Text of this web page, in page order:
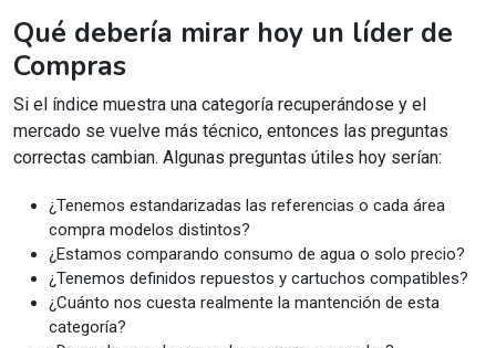
Qué debería mirar hoy un líder de
Compras
Si el índice muestra una categoría recuperándose y el
mercado se vuelve más técnico, entonces las preguntas
correctas cambian. Algunas preguntas útiles hoy serían:
¿Tenemos estandarizadas las referencias o cada área
compra modelos distintos?
¿Estamos comparando consumo de agua o solo precio?
¿Tenemos definidos repuestos y cartuchos compatibles?
¿Cuánto nos cuesta realmente la mantención de esta
categoría?